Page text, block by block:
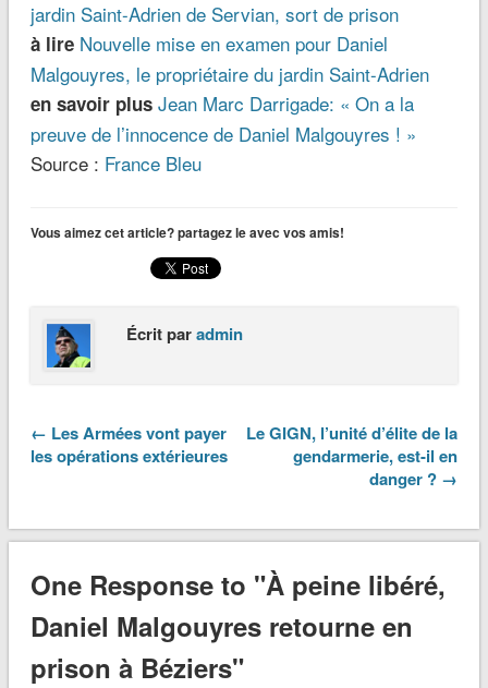
jardin Saint-Adrien de Servian, sort de prison
à lireNouvelle mise en examen pour Daniel
Malgouyres, le propriétaire du jardin Saint-Adrien
en savoir plusJean Marc Darrigade: « On a la
preuve de l’innocence de Daniel Malgouyres ! »
Source : France Bleu
Vous aimez cet article? partagez le avec vos amis!
Écrit paradmin
← Les Armées vont payer
les opérations extérieures
Le GIGN, l’unité d’élite de la
gendarmerie, est-il en
danger ? →
One Response to "À peine libéré,
Daniel Malgouyres retourne en
prison à Béziers"